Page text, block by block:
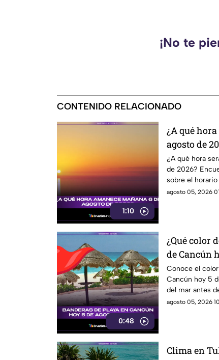
¡No te
CONTENIDO RELACIONADO
1:10
¿A qué
agosto de
¿A qué hora
de 2026?
sobre el
especial.
agosto 05, 2026
0:48
¿Qué color
de Cancún
Consulta el
Conoce el
Cancún hoy 5
del mar antes
agosto 05, 2026
Clima en